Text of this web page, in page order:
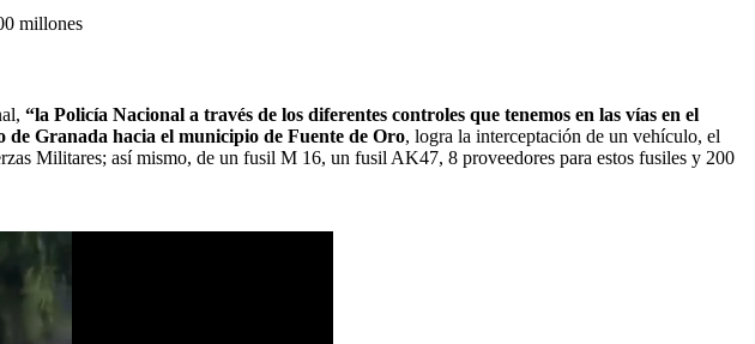
millones
“la Policía Nacional a través de los diferentes controles que tenemos en las vías en el
Granada hacia el municipio de Fuente de Oro, logra la interceptación de un vehículo, el
Militares; así mismo, de un fusil M 16, un fusil AK47, 8 proveedores para estos fusiles y 200